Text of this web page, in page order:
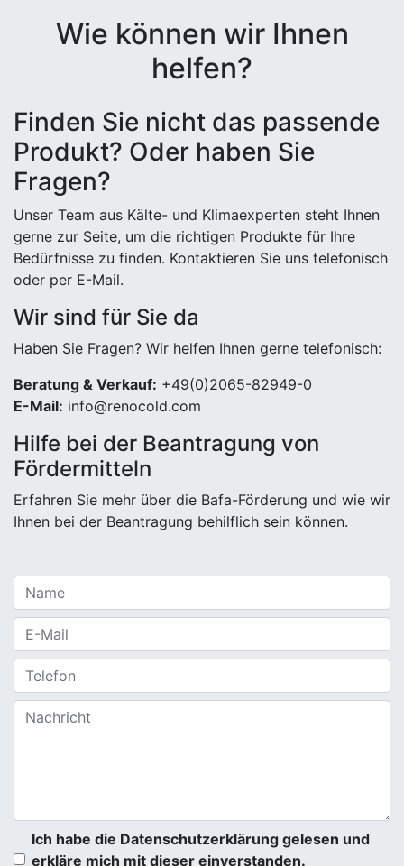
Wie können wir Ihnen
helfen?
Finden Sie nicht das passende
Produkt? Oder haben Sie
Fragen?
Unser Team aus Kälte- und Klimaexperten steht Ihnen
gerne zur Seite, um die richtigen Produkte für Ihre
Bedürfnisse zu finden. Kontaktieren Sie uns telefonisch
oder per E-Mail.
Wir sind für Sie da
Haben Sie Fragen? Wir helfen Ihnen gerne telefonisch:
Beratung & Verkauf: +49(0)2065-82949-0
E-Mail: info@renocold.com
Hilfe bei der Beantragung von
Fördermitteln
Erfahren Sie mehr über die Bafa-Förderung und wie wir
Ihnen bei der Beantragung behilflich sein können.
Ich habe die Datenschutzerklärung gelesen und
erkläre mich mit dieser einverstanden.